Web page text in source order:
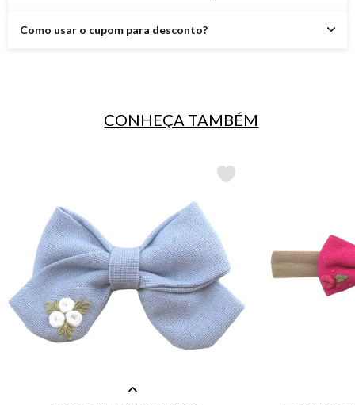
Como usar o cupom para desconto?
CONHEÇA TAMBÉM